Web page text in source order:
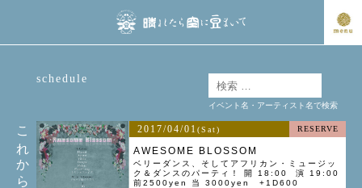
これからの予定
schedule
2017/04/01(Sat) RESERVE
AWESOME BLOSSOM
ベリーダンス、そしてアフリカン・ミュージッ
ク＆ダンスのパーティ！ 開 18:00 演 19:00
前2500yen 当 3000yen +1D600
イベント名・アーティスト名で検索